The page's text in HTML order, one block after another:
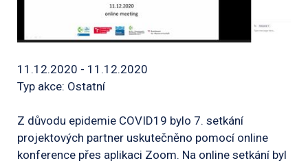
11.12.2020 - 11.12.2020
Typ akce: Ostatní
Z důvodu epidemie COVID19 bylo 7. setkání
projektových partner uskutečněno pomocí online
konference přes aplikaci Zoom. Na online setkání byl